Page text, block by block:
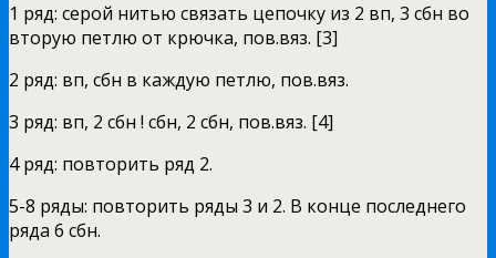
1 ряд: серой нитью связать цепочку из 2 вп, 3 сбн во
вторую петлю от крючка, пов.вяз. [3]
2 ряд: вп, сбн в каждую петлю, пов.вяз.
3 ряд: вп, 2 сбн ! сбн, 2 сбн, пов.вяз. [4]
4 ряд: повторить ряд 2.
5-8 ряды: повторить ряды 3 и 2. В конце последнего
ряда 6 сбн.